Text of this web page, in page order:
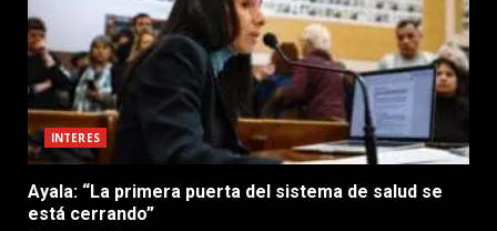
INTERES
Ayala: “La primera puerta del sistema de salud se
está cerrando”